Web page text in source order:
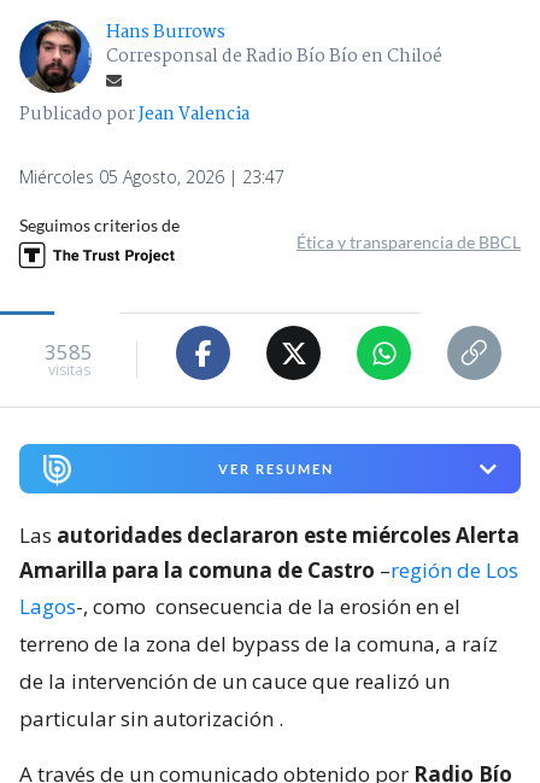
Hans Burrows
Corresponsal de Radio Bío Bío en Chiloé
Publicado porJean Valencia
Miércoles 05 Agosto, 2026 | 23:47
Seguimos criterios de
Ética y transparencia de BBCL
3585
visitas
VER RESUMEN
Las autoridades declararon este miércoles Alerta
Amarilla para la comuna de Castro –región de Los
Lagos-, como consecuencia de la erosión en el
terreno de la zona del bypass de la comuna, a raíz
de la intervención de un cauce que realizó un
particular sin autorización .
A través de un comunicado obtenido por Radio Bío